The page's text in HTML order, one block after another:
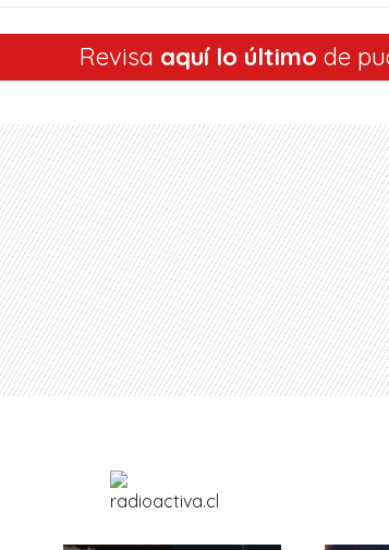
Revisa aquí lo último de